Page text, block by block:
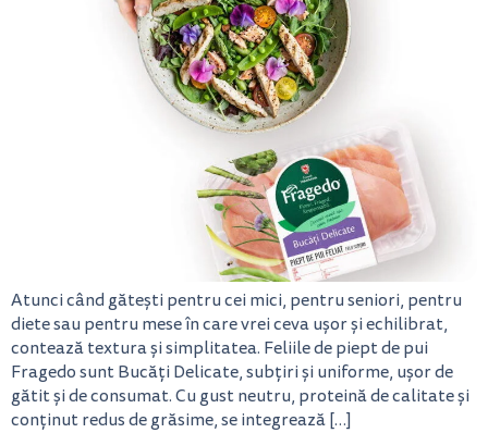
Atunci când gătești pentru cei mici, pentru seniori, pentru
diete sau pentru mese în care vrei ceva ușor și echilibrat,
contează textura și simplitatea. Feliile de piept de pui
Fragedo sunt Bucăți Delicate, subțiri și uniforme, ușor de
gătit și de consumat. Cu gust neutru, proteină de calitate și
conținut redus de grăsime, se integrează […]